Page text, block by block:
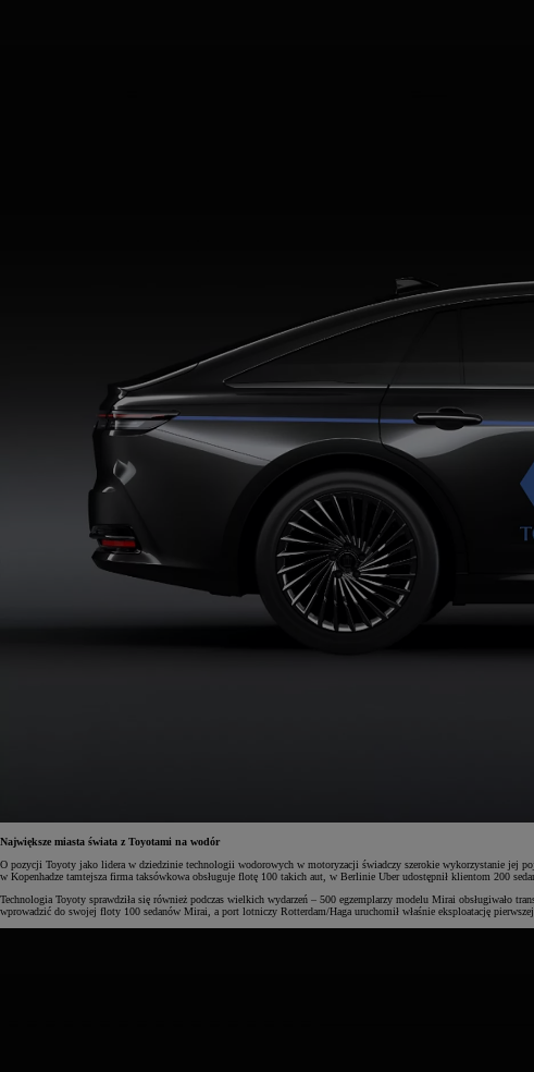
Największe miasta świata z Toyotami na wodór
O pozycji Toyoty jako lidera w dziedzinie technologii wodorowych w motoryzacji świadczy szerokie wykorzystanie jej
w Kopenhadze tamtejsza firma taksówkowa obsługuje flotę 100 takich aut, w Berlinie Uber udostępnił klientom 200
Technologia Toyoty sprawdziła się również podczas wielkich wydarzeń – 500 egzemplarzy modelu Mirai
wprowadzić do swojej floty 100 sedanów Mirai, a port lotniczy Rotterdam/Haga uruchomił właśnie eksploatację